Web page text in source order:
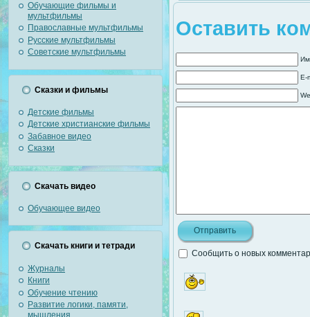
Обучающие фильмы и
мультфильмы
Православные мультфильмы
Русские мультфильмы
Советские мультфильмы
Сказки и фильмы
Детские фильмы
Детские христианские фильмы
Забавное видео
Сказки
Скачать видео
Обучающее видео
Скачать книги и тетради
Журналы
Книги
Обучение чтению
Развитие логики, памяти,
мышления
Оставить
E-
Сообщить о новых